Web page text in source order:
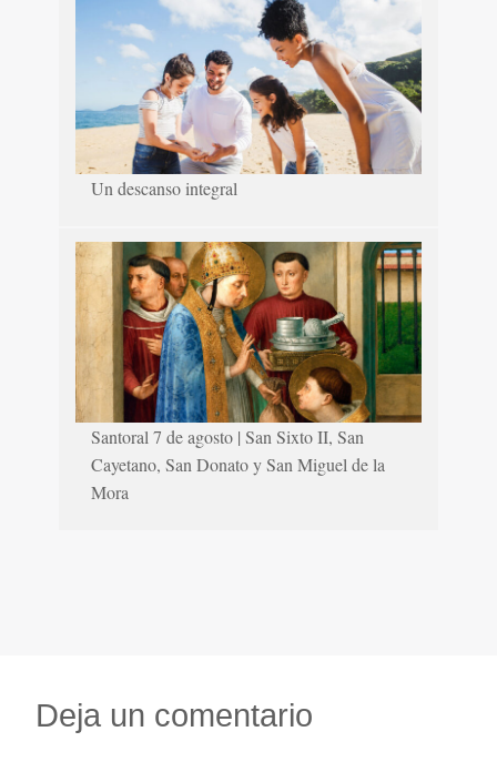
Un descanso integral
Santoral 7 de agosto | San Sixto II, San
Cayetano, San Donato y San Miguel de la
Mora
Deja un comentario